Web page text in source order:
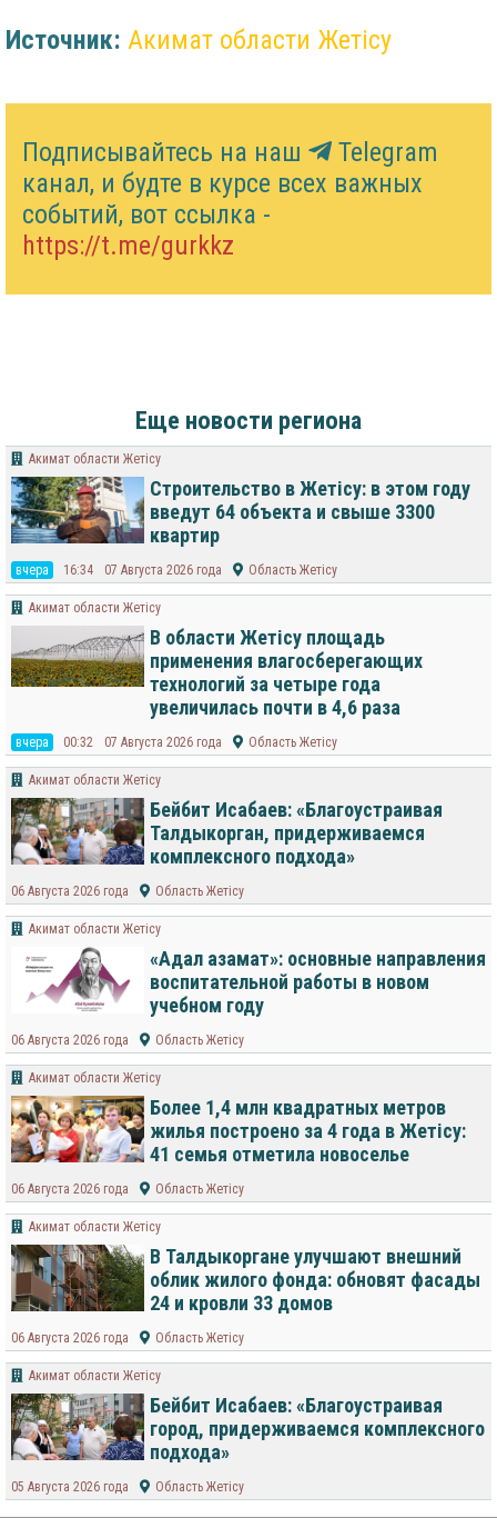
Источник: Акимат области Жетісу
Подписывайтесь на наш
Telegram
канал, и будте в курсе всех важных
событий, вот ссылка -
https://t.me/gurkkz
Еще новости региона
Акимат области Жетісу
Строительство в Жетісу: в этом году
введут 64 объекта и свыше 3300
квартир
вчера 16:34 07 Августа 2026 года Область Жетісу
Акимат области Жетісу
В области Жетісу площадь
применения влагосберегающих
технологий за четыре года
увеличилась почти в 4,6 раза
вчера 00:32 07 Августа 2026 года Область Жетісу
Акимат области Жетісу
Бейбит Исабаев: «Благоустраивая
Талдыкорган, придерживаемся
комплексного подхода»
06 Августа 2026 года Область Жетісу
Акимат области Жетісу
«Адал азамат»: основные направления
воспитательной работы в новом
учебном году
06 Августа 2026 года Область Жетісу
Акимат области Жетісу
Более 1,4 млн квадратных метров
жилья построено за 4 года в Жетісу:
41 семья отметила новоселье
06 Августа 2026 года Область Жетісу
Акимат области Жетісу
В Талдыкоргане улучшают внешний
облик жилого фонда: обновят фасады
24 и кровли 33 домов
06 Августа 2026 года Область Жетісу
Акимат области Жетісу
Бейбит Исабаев: «Благоустраивая
город, придерживаемся комплексного
подхода»
05 Августа 2026 года Область Жетісу